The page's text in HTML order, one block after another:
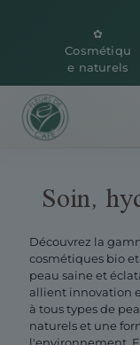
✿
Cosmétiqu
e naturels
Soin,
Découvrez la
cosmétiques bio
peau saine et
allient innovation
à tous types de
naturels et une